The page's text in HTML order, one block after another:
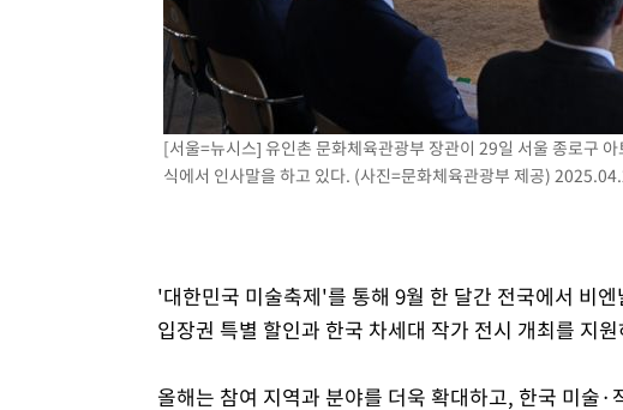
[서울=뉴시스] 유인촌 문화체육관광부 장관이 29일 서울 종로구
식에서 인사말을 하고 있다. (사진=문화체육관광부 제공)
'대한민국 미술축제'를 통해 9월 한 달간 전국에서 비
입장권 특별 할인과 한국 차세대 작가 전시 개최를 지
올해는 참여 지역과 분야를 더욱 확대하고, 한국 미술